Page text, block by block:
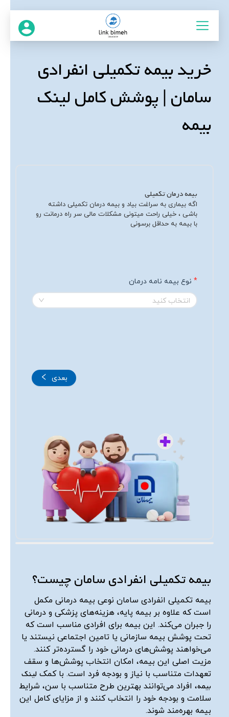
خرید بیمه تکمیلی انفرادی
سامان | پوشش کامل لینک
بیمه
بیمه درمان تکمیلی
اگه بیماری به سراغت بیاد و بیمه درمان تکمیلی داشته
باشی ، خیلی راحت میتونی مشکلات مالی سر راه درمانت رو
با بیمه به حداقل برسونی
نوع بیمه نامه درمان
انتخاب کنید
بعدی
بیمه تکمیلی انفرادی سامان چیست؟
بیمه تکمیلی انفرادی سامان نوعی بیمه درمانی مکمل
است که علاوه بر بیمه پایه، هزینه‌های پزشکی و درمانی
را جبران می‌کند. این بیمه برای افرادی مناسب است که
تحت پوشش بیمه سازمانی یا تامین اجتماعی نیستند یا
می‌خواهند پوشش‌های درمانی خود را گسترده‌تر کنند.
مزیت اصلی این بیمه، امکان انتخاب پوشش‌ها و سقف
تعهدات متناسب با نیاز و بودجه فرد است. با کمک لینک
بیمه، افراد می‌توانند بهترین طرح متناسب با سن، شرایط
سلامت و بودجه خود را انتخاب کنند و از مزایای کامل این
بیمه بهره‌مند شوند.